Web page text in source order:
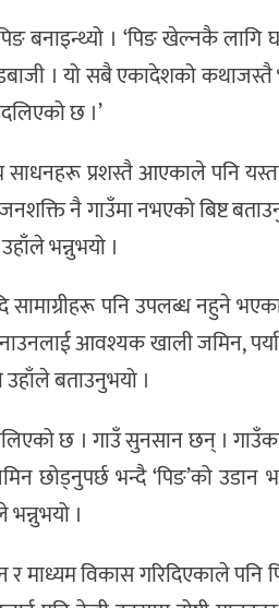
बनाइन्थ्यो । ‘पिङ खेल्नकै लागि
। यो सबै एकादेशको कथाजस्तै
छ ।’
साधनहरू प्रशस्तै आएकाले पनि
नै गाउँमा नभएको बिष्ट
भन्नुभयो ।
पनि उपलब्ध नहुने
आवश्यक खाली जमिन,
बताउनुभयो ।
छ । गाउँ सुनसान छन् ।
छोड्नुपर्छ भन्दै ‘पिङ’को उडान
।
र माध्यम विकास गरिदिएकाले